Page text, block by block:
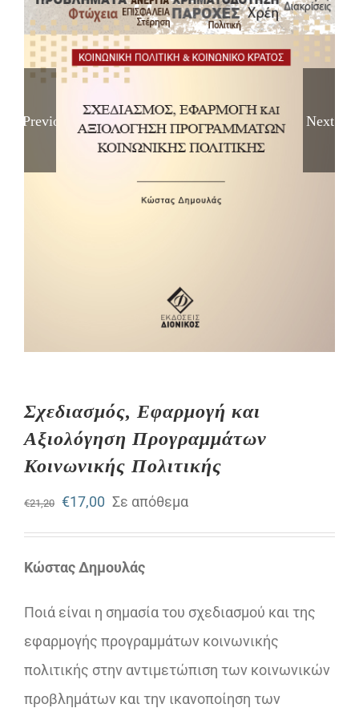
Previous Next
Σχεδιασμός, Εφαρμογή και
Αξιολόγηση Προγραμμάτων
Κοινωνικής Πολιτικής
€21,20 Original
price
was:
€17,00 Η
τρέχουσα
τιμή
€17,00.
Σε απόθεμα
Κώστας Δημουλάς
Ποιά είναι η σημασία του σχεδιασμού και της
εφαρμογής προγραμμάτων κοινωνικής
πολιτικής στην αντιμετώπιση των κοινωνικών
προβλημάτων και την ικανοποίηση των